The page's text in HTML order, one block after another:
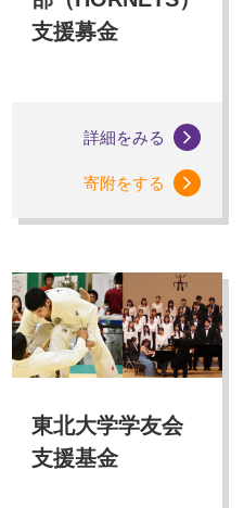
支援募金
詳細をみる
寄附をする
東北大学学友会
支援基金